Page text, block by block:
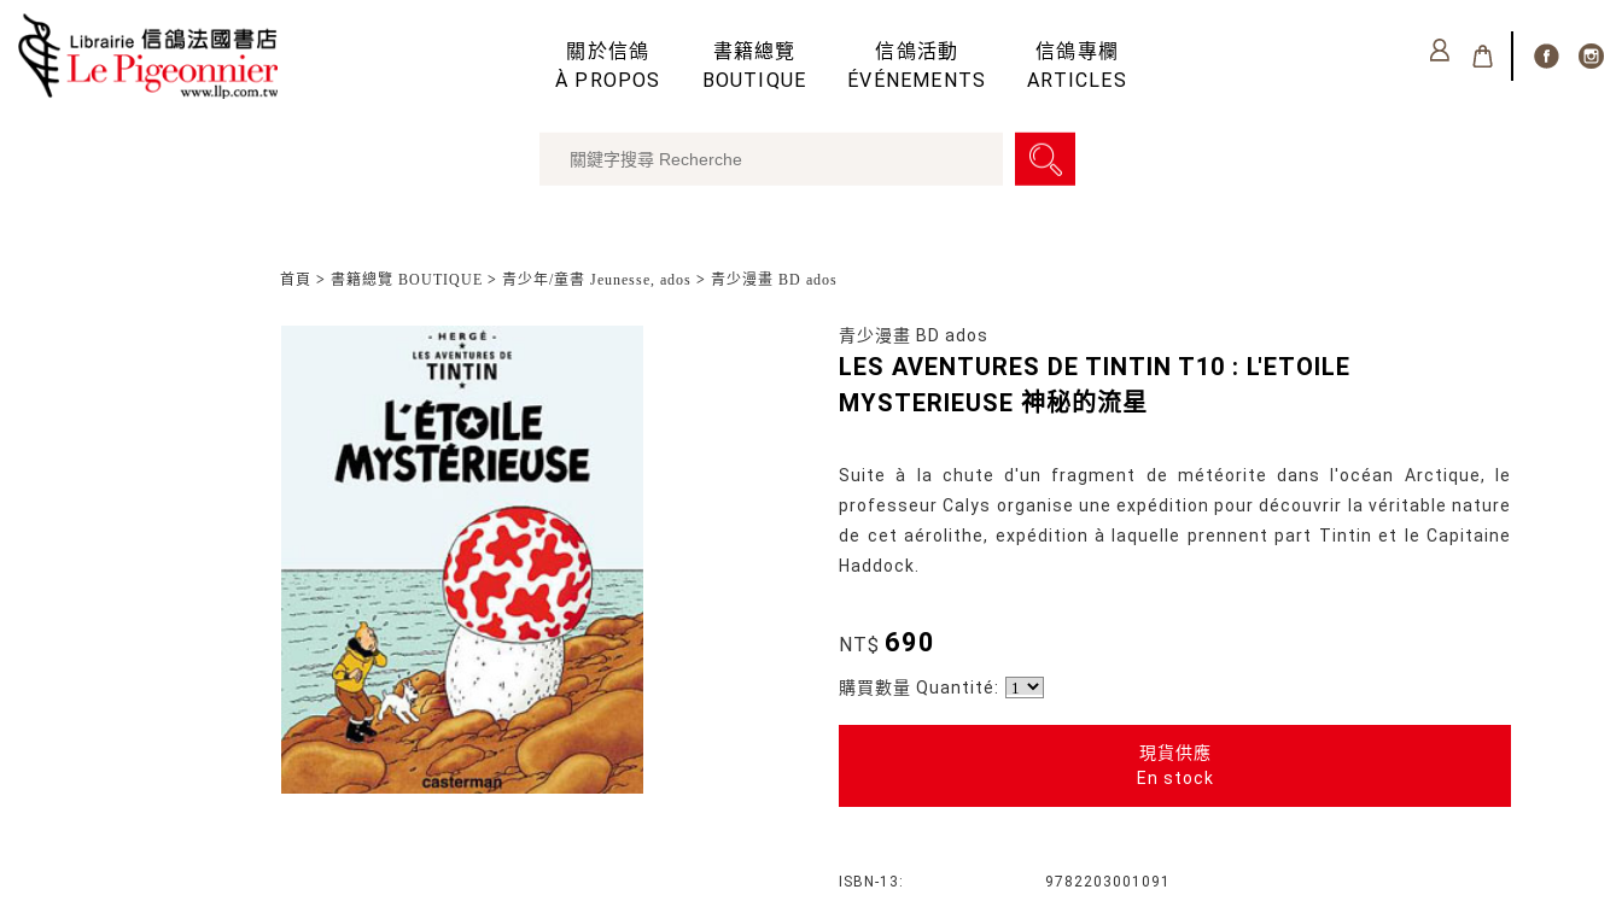
關於信鴿
À PROPOS
書籍總覽
BOUTIQUE
信鴿活動
ÉVÉNEMENTS
信鴿專欄
ARTICLES
首頁 > 書籍總覽 BOUTIQUE > 青少年/童書 Jeunesse, ados > 青少漫畫 BD ados
青少漫畫 BD ados
LES AVENTURES DE TINTIN T10 : L'ETOILE
MYSTERIEUSE 神秘的流星
Suite à la chute d'un fragment de météorite dans l'océan Arctique, le
professeur Calys organise une expédition pour découvrir la véritable nature
de cet aérolithe, expédition à laquelle prennent part Tintin et le Capitaine
Haddock.
NT$ 690
購買數量 Quantité:
現貨供應
En stock
ISBN-13:
9782203001091